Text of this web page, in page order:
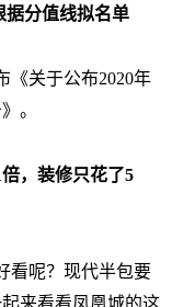
据分值线拟名单
《关于公布2020年
。
，装修只花了5
看呢？现代半包要
来看看凤凰城的这